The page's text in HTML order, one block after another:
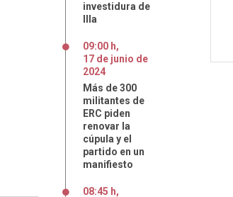
investidura de
Illa
09:00 h,
17 de junio de
2024
Más de 300
militantes de
ERC piden
renovar la
cúpula y el
partido en un
manifiesto
08:45 h,